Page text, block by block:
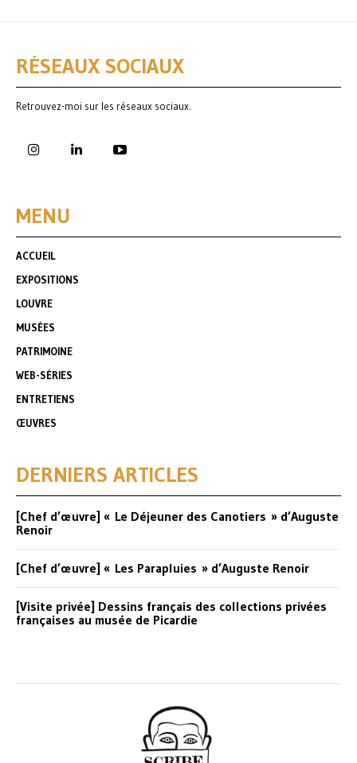
RÉSEAUX SOCIAUX
Retrouvez-moi sur les réseaux sociaux.
MENU
ACCUEIL
EXPOSITIONS
LOUVRE
MUSÉES
PATRIMOINE
WEB-SÉRIES
ENTRETIENS
ŒUVRES
DERNIERS ARTICLES
[Chef d’œuvre] « Le Déjeuner des Canotiers » d’Auguste
Renoir
[Chef d’œuvre] « Les Parapluies » d’Auguste Renoir
[Visite privée] Dessins français des collections privées
françaises au musée de Picardie